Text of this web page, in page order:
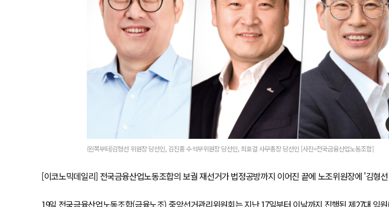
(왼쪽부터)김형선 위원장 당선인, 김진홍 수석부위원장 당선인, 최호걸 사무총장 당선인 [사진=전국금융산업노동조합]
[이코노믹데일리] 전국금융산업노동조합의 보궐 재선거가 법정공방까지 이어진 끝에 노조위원장에 '김형
19일 전국금융산업노동조합(금융노조) 중앙선거관리위원회는 지난 17일부터 이날까지 진행된 제27대 임